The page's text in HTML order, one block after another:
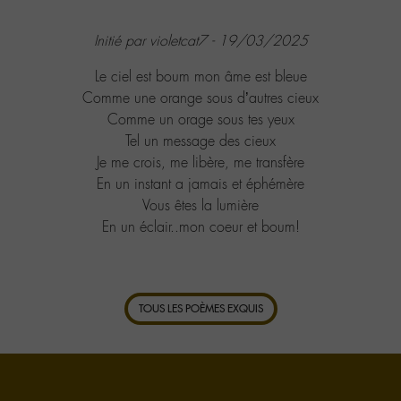
Initié par violetcat7 - 19/03/2025
Le ciel est boum mon âme est bleue
Comme une orange sous d’autres cieux
Comme un orage sous tes yeux
Tel un message des cieux
Je me crois, me libère, me transfère
En un instant a jamais et éphémère
Vous êtes la lumière
En un éclair..mon coeur et boum!
TOUS LES POÈMES EXQUIS